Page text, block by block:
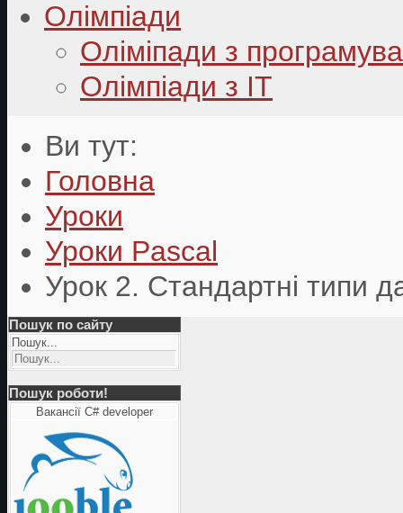
Олімпіади
Оліміпади з
Олімпіади з ІТ
Ви тут:
Головна
Уроки
Уроки Pascal
Урок 2. Стандартні типи
Пошук по сайту
Пошук...
Пошук роботи!
Вакансії C# developer